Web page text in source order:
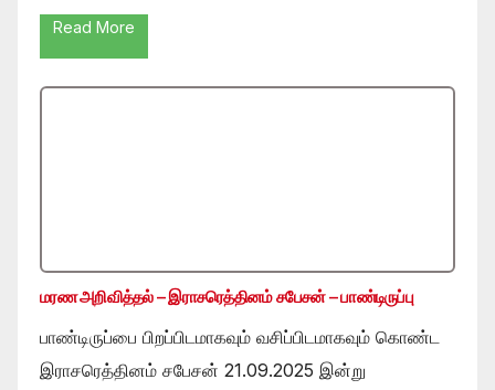
Read More
மரண அறிவித்தல் – இராசரெத்தினம் சபேசன் – பாண்டிருப்பு
பாண்டிருப்பை பிறப்பிடமாகவும் வசிப்பிடமாகவும் கொண்ட
இராசரெத்தினம் சபேசன் 21.09.2025 இன்று